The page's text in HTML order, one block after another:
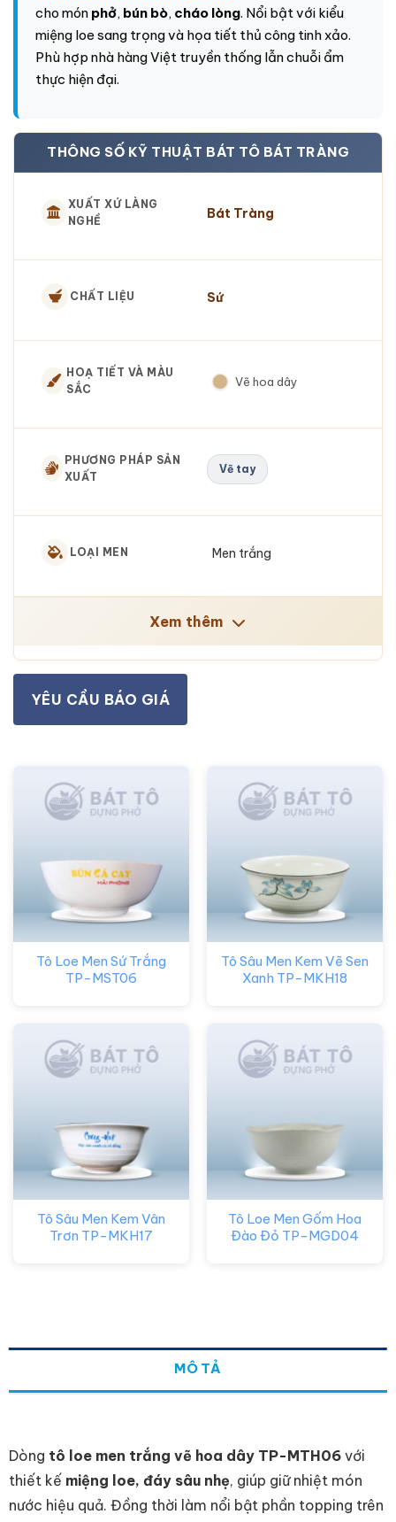
cho món phở, bún bò, cháo lòng. Nổi bật với kiểu
miệng loe sang trọng và họa tiết thủ công tinh xảo.
Phù hợp nhà hàng Việt truyền thống lẫn chuỗi ẩm
thực hiện đại.
THÔNG SỐ KỸ THUẬT BÁT TÔ BÁT TRÀNG
XUẤT XỨ LÀNG
NGHỀ
Bát Tràng
CHẤT LIỆU Sứ
HOẠ TIẾT VÀ MÀU
SẮC
Vẽ hoa dây
PHƯƠNG PHÁP SẢN
XUẤT
Vẽ tay
LOẠI MEN Men trắng
Xem thêm
YÊU CẦU BÁO GIÁ
Tô Loe Men Sứ Trắng
TP-MST06
Tô Sâu Men Kem Vẽ Sen
Xanh TP-MKH18
Tô Sâu Men Kem Vân
Trơn TP-MKH17
Tô Loe Men Gốm Hoa
Đào Đỏ TP-MGD04
MÔ TẢ
Dòng tô loe men trắng vẽ hoa dây TP-MTH06với
thiết kế miệng loe, đáy sâu nhẹ, giúp giữ nhiệt món
nước hiệu quả. Đồng thời làm nổi bật phần topping trên